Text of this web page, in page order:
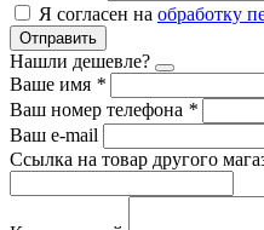
Я согласен на обработку
Отправить
Нашли дешевле?
Ваше имя *
Ваш номер телефона *
Ваш e-mail
Ссылка на товар другого